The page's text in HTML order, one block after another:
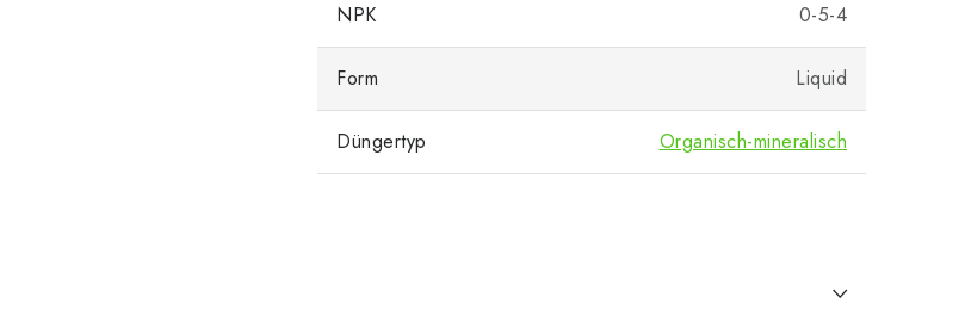
NPK 0-5-4
Form Liquid
Düngertyp Organisch-mineralisch